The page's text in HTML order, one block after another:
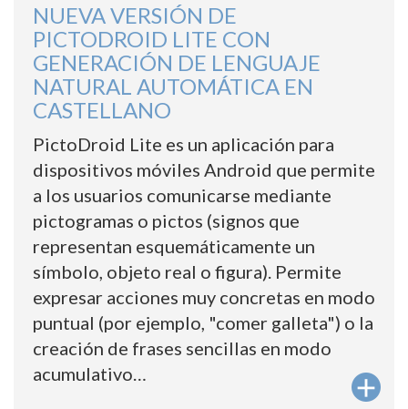
NUEVA VERSIÓN DE
PICTODROID LITE CON
GENERACIÓN DE LENGUAJE
NATURAL AUTOMÁTICA EN
CASTELLANO
PictoDroid Lite es un aplicación para
dispositivos móviles Android que permite
a los usuarios comunicarse mediante
pictogramas o pictos (signos que
representan esquemáticamente un
símbolo, objeto real o figura). Permite
expresar acciones muy concretas en modo
puntual (por ejemplo, "comer galleta") o la
creación de frases sencillas en modo
acumulativo…